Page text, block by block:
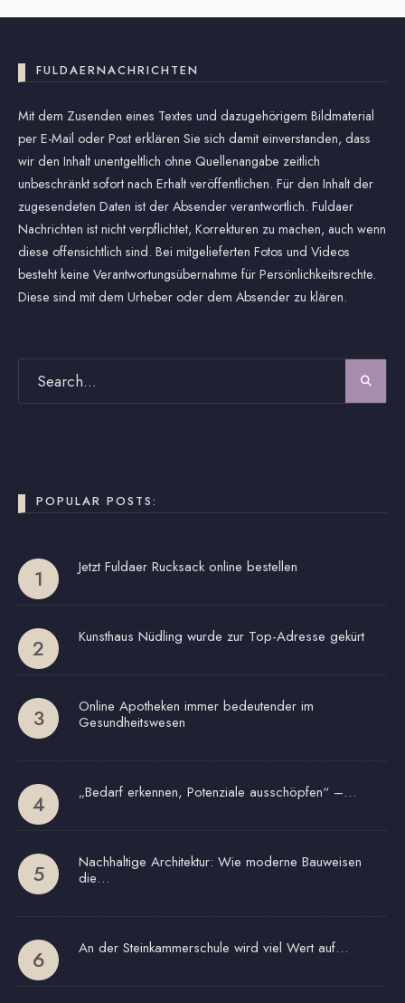
FULDAERNACHRICHTEN
Mit dem Zusenden eines Textes und dazugehörigem Bildmaterial
per E-Mail oder Post erklären Sie sich damit einverstanden, dass
wir den Inhalt unentgeltlich ohne Quellenangabe zeitlich
unbeschränkt sofort nach Erhalt veröffentlichen. Für den Inhalt der
zugesendeten Daten ist der Absender verantwortlich. Fuldaer
Nachrichten ist nicht verpflichtet, Korrekturen zu machen, auch wenn
diese offensichtlich sind. Bei mitgelieferten Fotos und Videos
besteht keine Verantwortungsübernahme für Persönlichkeitsrechte.
Diese sind mit dem Urheber oder dem Absender zu klären.
POPULAR POSTS:
Jetzt Fuldaer Rucksack online bestellen
Kunsthaus Nüdling wurde zur Top-Adresse gekürt
Online Apotheken immer bedeutender im
Gesundheitswesen
„Bedarf erkennen, Potenziale ausschöpfen“ –…
Nachhaltige Architektur: Wie moderne Bauweisen
die…
An der Steinkammerschule wird viel Wert auf…